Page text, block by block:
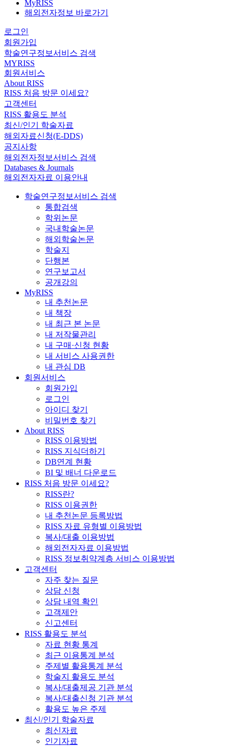
MyRISS
해외전자정보 바로가기
로그인
회원가입
학술연구정보서비스 검색
MYRISS
회원서비스
About RISS
RISS 처음 방문 이세요?
고객센터
RISS 활용도 분석
최신/인기 학술자료
해외자료신청(E-DDS)
공지사항
해외전자정보서비스 검색
Databases & Journals
해외전자자료 이용안내
학술연구정보서비스 검색
통합검색
학위논문
국내학술논문
해외학술논문
학술지
단행본
연구보고서
공개강의
MyRISS
내 추천논문
내 책장
내 최근 본 논문
내 저작물관리
내 구매·신청 현황
내 서비스 사용권한
내 관심 DB
회원서비스
회원가입
로그인
아이디 찾기
비밀번호 찾기
About RISS
RISS 이용방법
RISS 지식더하기
DB연계 현황
BI 및 배너 다운로드
RISS 처음 방문 이세요?
RISS란?
RISS 이용권한
내 추천논문 등록방법
RISS 자료 유형별 이용방법
복사/대출 이용방법
해외전자자료 이용방법
RISS 정보취약계층 서비스 이용방법
고객센터
자주 찾는 질문
상담 신청
상담 내역 확인
고객제안
신고센터
RISS 활용도 분석
자료 현황 통계
최근 이용통계 분석
주제별 활용통계 분석
학술지 활용도 분석
복사/대출제공 기관 분석
복사/대출신청 기관 분석
활용도 높은 주제
최신/인기 학술자료
최신자료
인기자료